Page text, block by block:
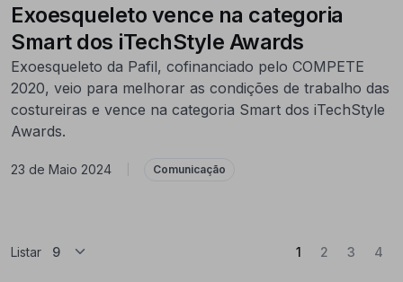
Exoesqueleto vence na categoria
Smart dos iTechStyle Awards
Exoesqueleto da Pafil, cofinanciado pelo COMPETE
2020, veio para melhorar as condições de trabalho das
costureiras e vence na categoria Smart dos iTechStyle
Awards.
23 de Maio 2024 Comunicação
Listar 1 (Atual)
2 3 4